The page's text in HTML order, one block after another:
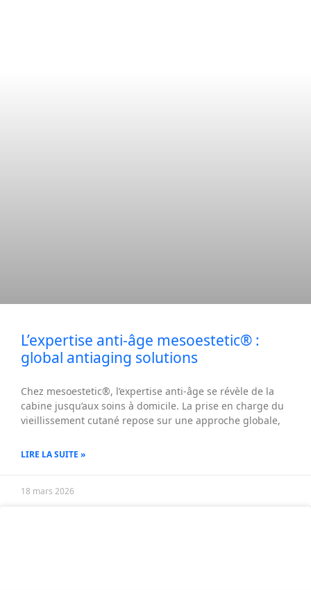
L’expertise anti-âge mesoestetic® :
global antiaging solutions
Chez mesoestetic®, l’expertise anti-âge se révèle de la
cabine jusqu’aux soins à domicile. La prise en charge du
vieillissement cutané repose sur une approche globale,
LIRE LA SUITE »
18 mars 2026